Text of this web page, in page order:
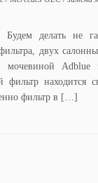
делать не
двух
мочевиной
находится
фильтр в […]